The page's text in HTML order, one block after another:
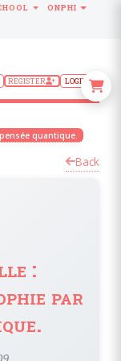
REGISTER LOGIN
quantique.
Back
:
par
ONPHI